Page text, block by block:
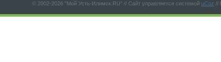
© 2002-2026 "Мой Усть-Илимск.RU" // Сайт управляется системой uCoz //